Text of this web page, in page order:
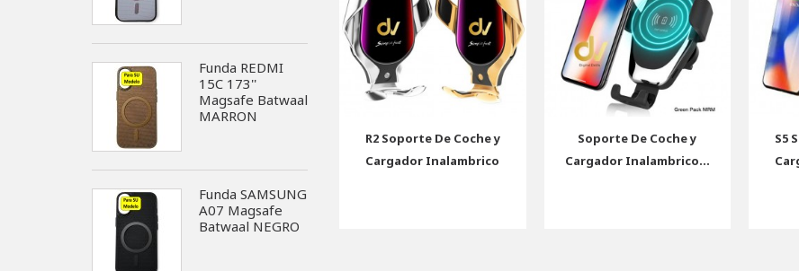
Funda REDMI
15C 173''
Magsafe Batwaal
MARRON
Funda SAMSUNG
A07 Magsafe
Batwaal NEGRO
R2 Soporte De Coche y
Cargador Inalambrico
Soporte De Coche y
Cargador Inalambrico...
S5